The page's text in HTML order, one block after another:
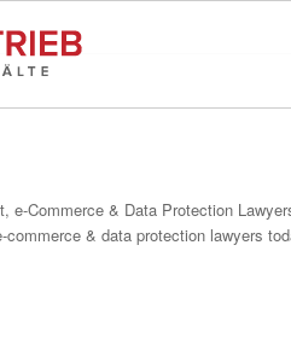
e-Commerce & Data Protection
& data protection lawyers